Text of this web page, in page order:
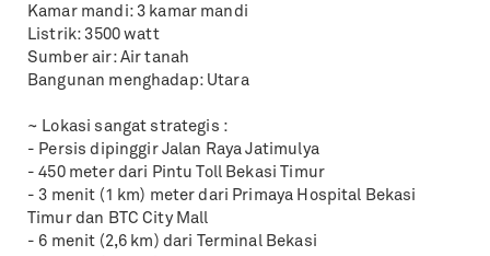
Kamar mandi: 3 kamar mandi
Listrik: 3500 watt
Sumber air: Air tanah
Bangunan menghadap: Utara
~ Lokasi sangat strategis :
- Persis dipinggir Jalan Raya Jatimulya
- 450 meter dari Pintu Toll Bekasi Timur
- 3 menit (1 km) meter dari Primaya Hospital Bekasi
Timur dan BTC City Mall
- 6 menit (2,6 km) dari Terminal Bekasi